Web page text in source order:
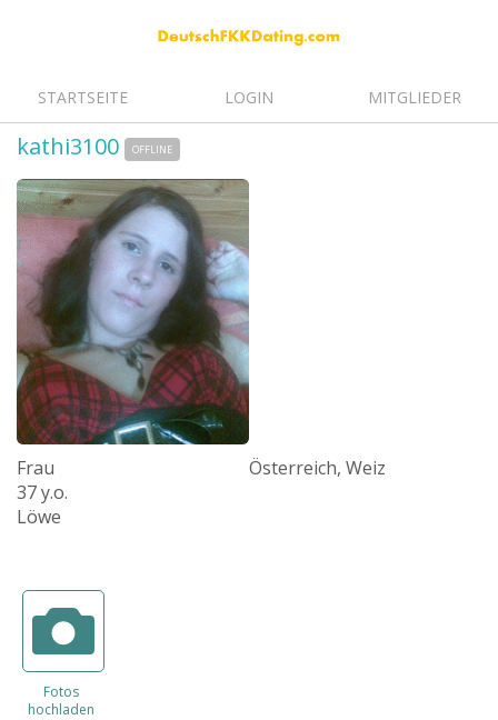
STARTSEITE LOGIN MITGLIEDER
kathi3100 OFFLINE
Frau
37 y.o.
Löwe
Österreich, Weiz
Fotos
hochladen